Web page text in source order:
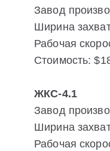
Завод
Ширина
Рабочая
Стоимость:
ЖКС-4.1
Завод
Ширина
Рабочая